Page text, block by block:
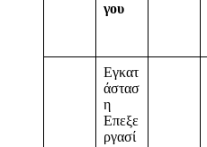
γου
Εγκατ
άστασ
η
Επεξε
ργασί